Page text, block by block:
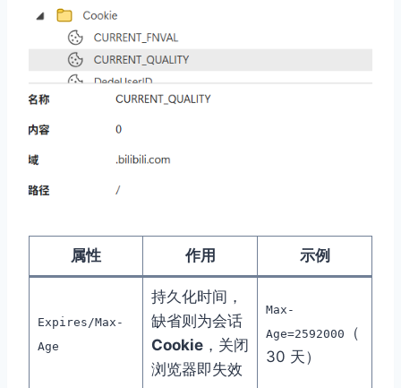
属性 作用 示例
Expires/Max-
Age
持久化时间，
缺省则为会话
Cookie，关闭
浏览器即失效
Max-
Age=2592000
（
30 天）